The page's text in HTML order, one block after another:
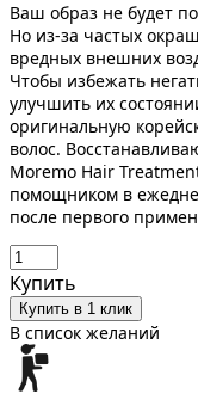
Ваш образ не будет
Но из-за частых
вредных внешних
Чтобы избежать
улучшить их
оригинальную
волос.
Moremo Hair
помощником в
после первого
Купить
Купить в 1 клик
В список желаний